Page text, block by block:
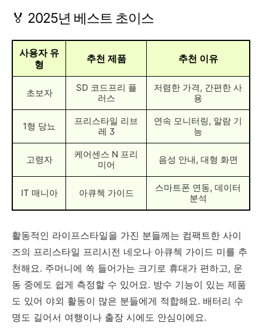
🏅 2025년 베스트 초이스
사용자 유
형
추천 제품 추천 이유
초보자
SD 코드프리 플
러스
저렴한 가격, 간편한 사
용
1형 당뇨
프리스타일 리브
레 3
연속 모니터링, 알람 기
능
고령자
케어센스 N 프리
미어
음성 안내, 대형 화면
IT 매니아 아큐첵 가이드
스마트폰 연동, 데이터
분석
활동적인 라이프스타일을 가진 분들께는 컴팩트한 사이
즈의 프리스타일 프리시전 네오나 아큐첵 가이드 미를 추
천해요. 주머니에 쏙 들어가는 크기로 휴대가 편하고, 운
동 중에도 쉽게 측정할 수 있어요. 방수 기능이 있는 제품
도 있어 야외 활동이 많은 분들에게 적합해요. 배터리 수
명도 길어서 여행이나 출장 시에도 안심이에요.